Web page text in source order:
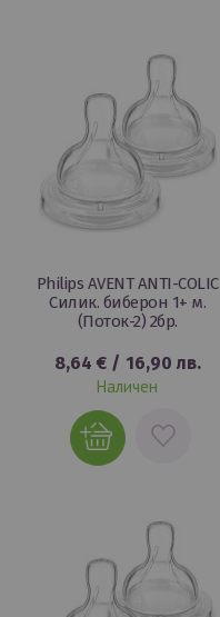
Philips AVENT ANTI-COLIC
Силик. биберон 1+ м.
(Поток-2) 2бр.
8,64 €/ 16,90 лв.
Наличен
ДОБАВИ